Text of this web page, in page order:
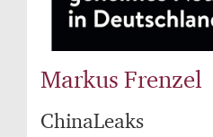
Markus Frenzel
ChinaLeaks